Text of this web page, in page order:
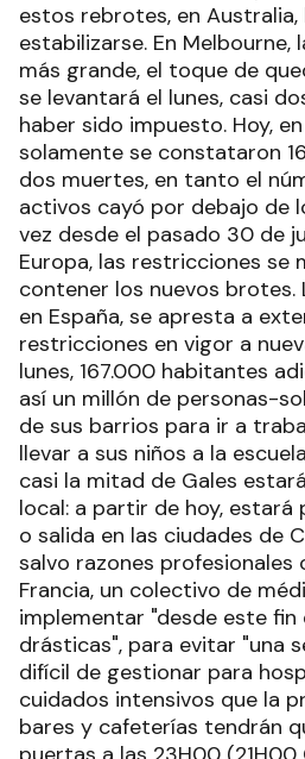
estos rebrotes, en
estabilizarse. En Melbourne,
más grande, el toque de
se levantará el lunes, casi
haber sido impuesto. Hoy,
solamente se constataron
dos muertes, en tanto el
activos cayó por debajo de
vez desde el pasado 30 de
Europa, las restricciones se
contener los nuevos brotes.
en España, se apresta a
restricciones en vigor a
lunes, 167.000 habitantes
así un millón de personas-
de sus barrios para ir a
llevar a sus niños a la
casi la mitad de Gales
local: a partir de hoy, estará
o salida en las ciudades de
salvo razones profesionales
Francia, un colectivo de
implementar "desde este fin
drásticas", para evitar "una
difícil de gestionar para
cuidados intensivos que la
bares y cafeterías tendrán